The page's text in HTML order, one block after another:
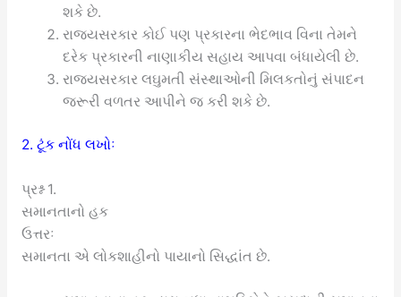
શકે છે.
રાજ્યસરકાર કોઈ પણ પ્રકારના ભેદભાવ વિના તેમને
દરેક પ્રકારની નાણાકીય સહાય આપવા બંધાયેલી છે.
રાજ્યસરકાર લઘુમતી સંસ્થાઓની મિલકતોનું સંપાદન
જરૂરી વળતર આપીને જ કરી શકે છે.
2. ટૂંક નોંધ લખોઃ
પ્રશ્ન 1.
સમાનતાનો હક
ઉત્તરઃ
સમાનતા એ લોકશાહીનો પાયાનો સિદ્ધાંત છે.